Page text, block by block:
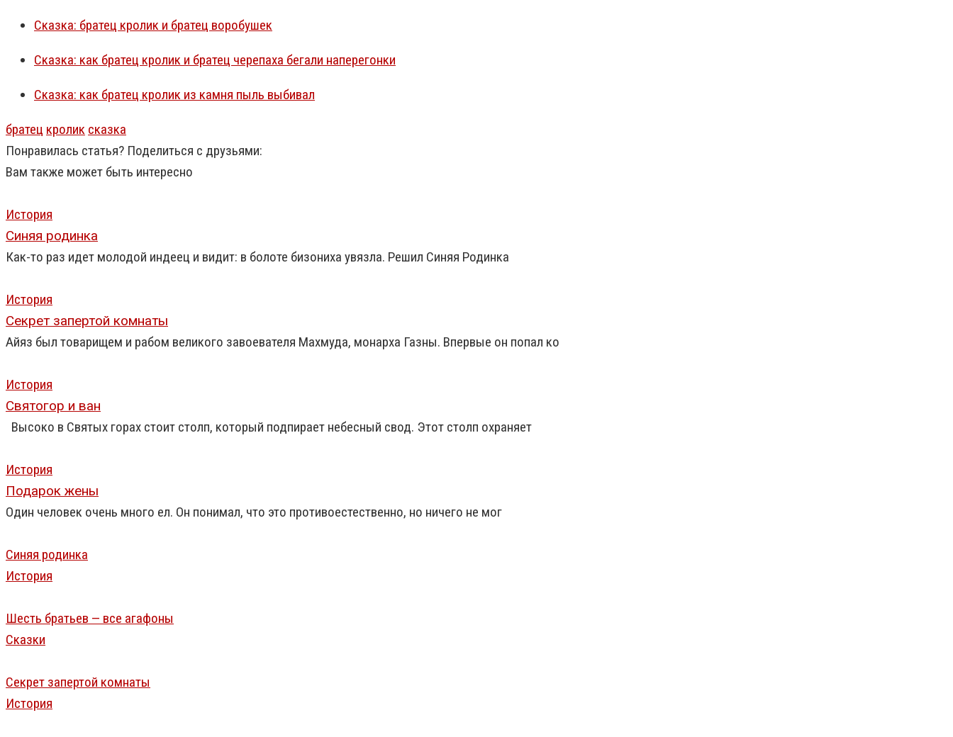
Сказка: братец кролик и братец воробушек
Сказка: как братец кролик и братец черепаха бегали наперегонки
Сказка: как братец кролик из камня пыль выбивал
братец кролик сказка
Понравилась статья? Поделиться с друзьями:
Вам также может быть интересно
История
Синяя родинка
Как-то раз идет молодой индеец и видит: в болоте бизониха увязла. Решил Синяя Родинка
История
Секрет запертой комнаты
Айяз был товарищем и рабом великого завоевателя Махмуда, монарха Газны. Впервые он попал ко
История
Святогор и ван
Высоко в Святых горах стоит столп, который подпирает небесный свод. Этот столп охраняет
История
Подарок жены
Один человек очень много ел. Он понимал, что это противоестественно, но ничего не мог
Синяя родинка
История
Шесть братьев — все агафоны
Сказки
Секрет запертой комнаты
История